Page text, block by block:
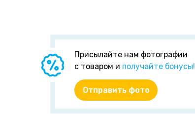
Присылайте нам фотографии
с товаром и получайте бонусы!
Отправить фото